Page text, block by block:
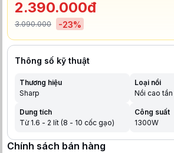
2.390.000đ
3.090.000 -23%
Thông số kỹ thuật
Thương hiệu
Sharp
Loại nồi
Nồi cao tần
Dung tích
Từ 1.6 - 2 lít (8 - 10 cốc gạo)
Công suất
1300W
Chính sách bán hàng